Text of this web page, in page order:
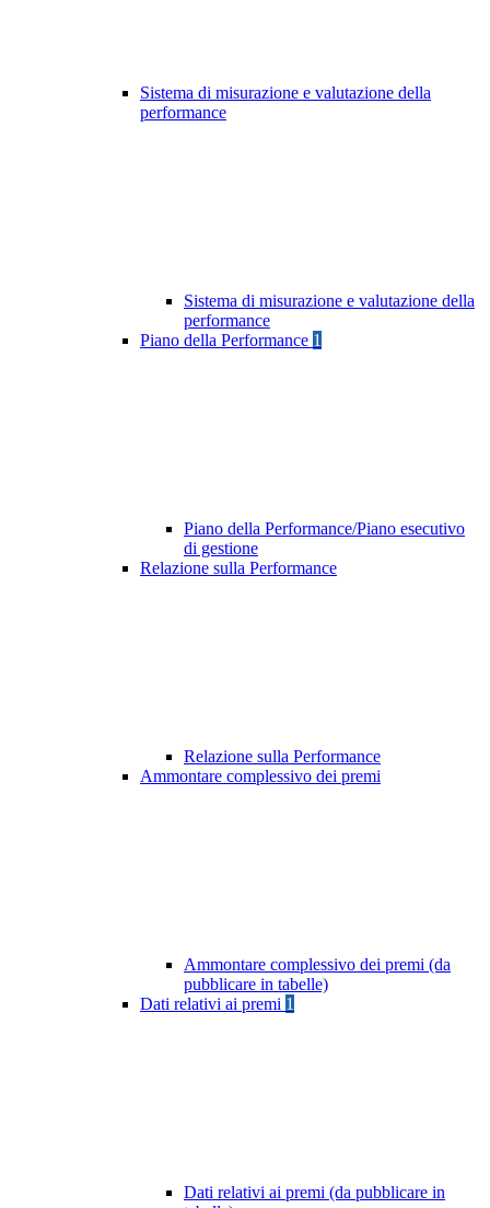
Sistema di misurazione e valutazione della
performance
Sistema di misurazione e valutazione della
performance
Piano della Performance 1
Piano della Performance/Piano esecutivo
di gestione
Relazione sulla Performance
Relazione sulla Performance
Ammontare complessivo dei premi
Ammontare complessivo dei premi (da
pubblicare in tabelle)
Dati relativi ai premi 1
Dati relativi ai premi (da pubblicare in